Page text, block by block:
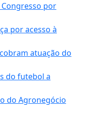
por
por acesso à
atuação do
do futebol a
do Agronegócio